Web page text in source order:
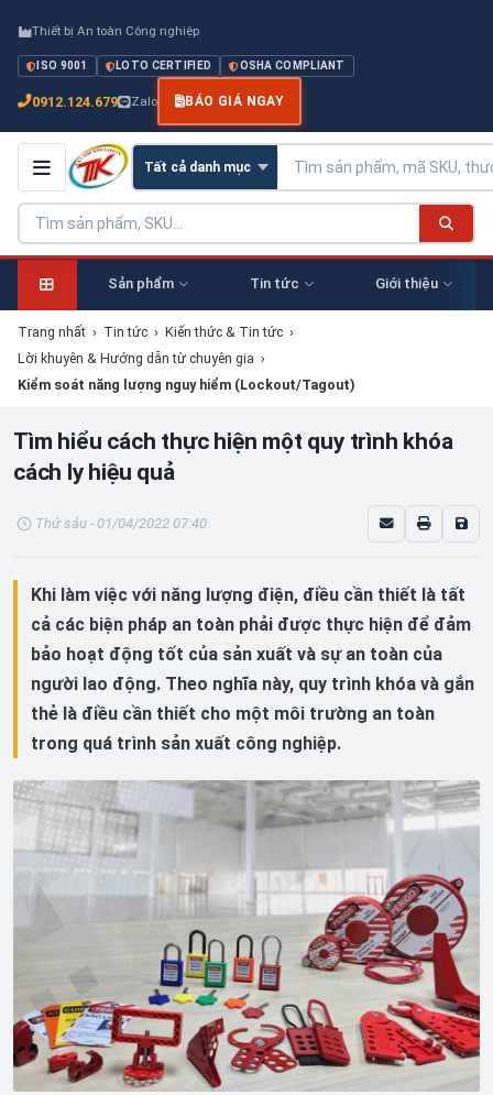
Thiết bị An toàn Công nghiệp
ISO 9001 LOTO CERTIFIED OSHA COMPLIANT
0912.124.679 Zalo BÁO GIÁ NGAY
Sản phẩm Tin tức Giới thiệu
Trang nhất › Tin tức › Kiến thức & Tin tức ›
Lời khuyên & Hướng dẫn từ chuyên gia ›
Kiểm soát năng lượng nguy hiểm (Lockout/Tagout)
Tìm hiểu cách thực hiện một quy trình khóa
cách ly hiệu quả
Thứ sáu - 01/04/2022 07:40
Khi làm việc với năng lượng điện, điều cần thiết là tất
cả các biện pháp an toàn phải được thực hiện để đảm
bảo hoạt động tốt của sản xuất và sự an toàn của
người lao động. Theo nghĩa này, quy trình khóa và gắn
thẻ là điều cần thiết cho một môi trường an toàn
trong quá trình sản xuất công nghiệp.